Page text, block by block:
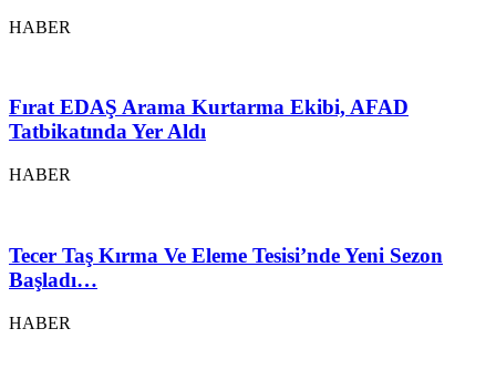
HABER
Fırat EDAŞ Arama Kurtarma Ekibi, AFAD
Tatbikatında Yer Aldı
HABER
Tecer Taş Kırma Ve Eleme Tesisi’nde Yeni Sezon
Başladı…
HABER